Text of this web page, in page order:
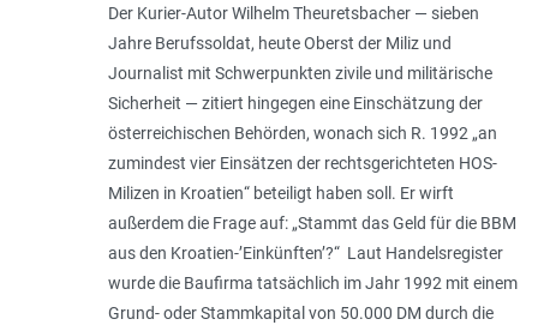
Der Kurier-Autor Wilhelm Theuretsbacher — sieben
Jahre Berufssoldat, heute Oberst der Miliz und
Journalist mit Schwerpunkten zivile und militärische
Sicherheit — zitiert hingegen eine Einschätzung der
österreichischen Behörden, wonach sich R. 1992 „an
zumindest vier Einsätzen der rechtsgerichteten HOS-
Milizen in Kroatien“ beteiligt haben soll. Er wirft
außerdem die Frage auf: „Stammt das Geld für die BBM
aus den Kroatien-’Einkünften’?“ Laut Handelsregister
wurde die Baufirma tatsächlich im Jahr 1992 mit einem
Grund- oder Stammkapital von 50.000 DM durch die